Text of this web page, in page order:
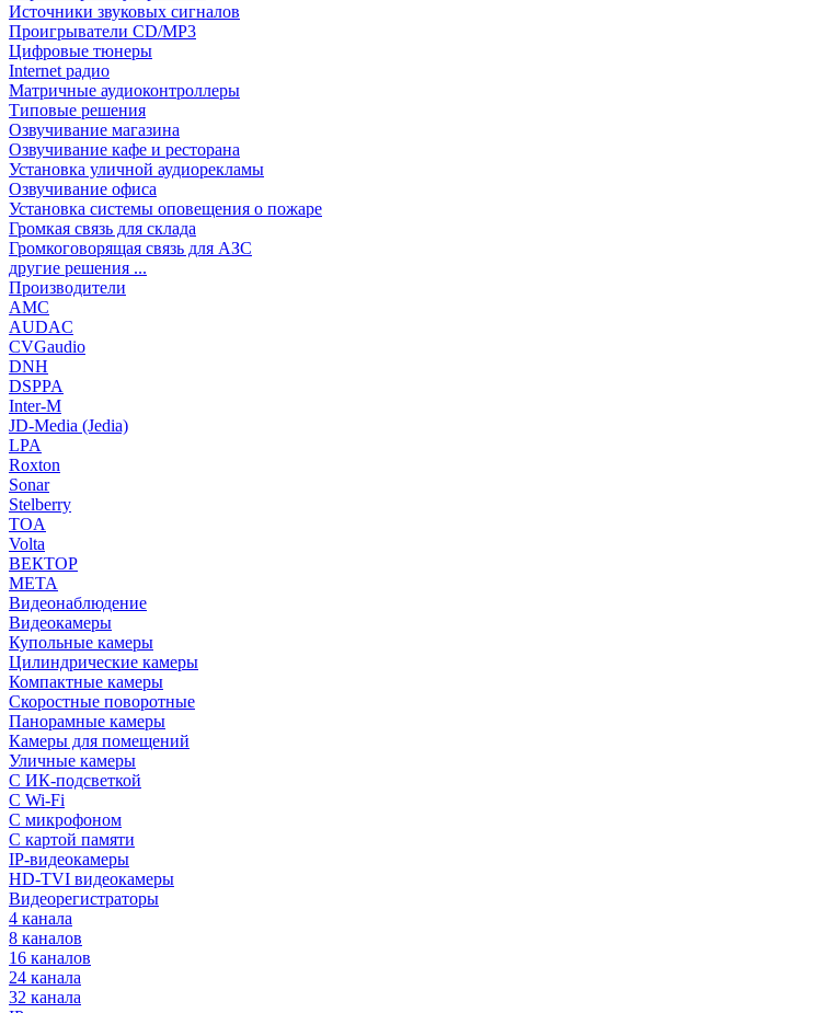
Источники звуковых сигналов
Проигрыватели CD/MP3
Цифровые тюнеры
Internet радио
Матричные аудиоконтроллеры
Типовые решения
Озвучивание магазина
Озвучивание кафе и ресторана
Установка уличной аудиорекламы
Озвучивание офиса
Установка системы оповещения о пожаре
Громкая связь для склада
Громкоговорящая связь для АЗС
другие решения ...
Производители
AMC
AUDAC
CVGaudio
DNH
DSPPA
Inter-M
JD-Media (Jedia)
LPA
Roxton
Sonar
Stelberry
TOA
Volta
ВЕКТОР
МЕТА
Видеонаблюдение
Видеокамеры
Купольные камеры
Цилиндрические камеры
Компактные камеры
Скоростные поворотные
Панорамные камеры
Камеры для помещений
Уличные камеры
С ИК-подсветкой
С Wi-Fi
С микрофоном
С картой памяти
IP-видеокамеры
HD-TVI видеокамеры
Видеорегистраторы
4 канала
8 каналов
16 каналов
24 канала
32 канала